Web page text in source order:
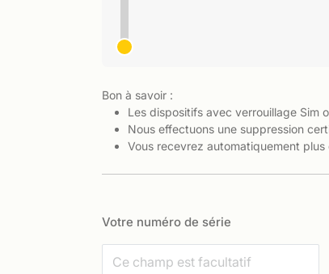
Bon à savoir :
Les dispositifs avec verrouillage Sim
Nous effectuons une suppression
Vous recevrez automatiquement
Votre numéro de série